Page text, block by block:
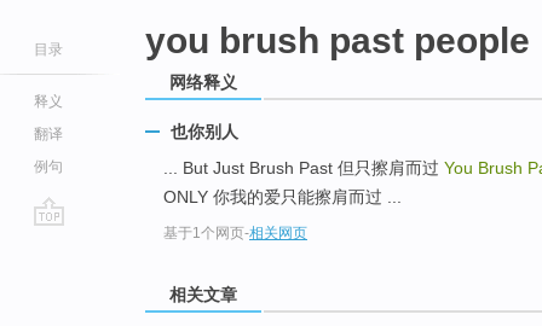
目录
释义
翻译
例句
you brush past people
网络释义
也你别人
... But Just Brush Past 但只擦肩而过 You Brush
ONLY 你我的爱只能擦肩而过 ...
基于1个网页-相关网页
相关文章